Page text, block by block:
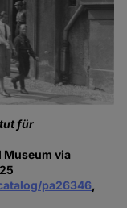
für
Museum via
pa26346,